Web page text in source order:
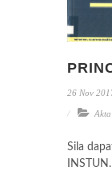
26 Nov
Sila